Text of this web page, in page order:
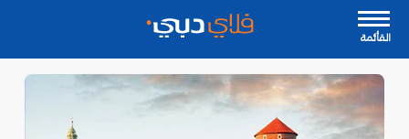
القأئمة